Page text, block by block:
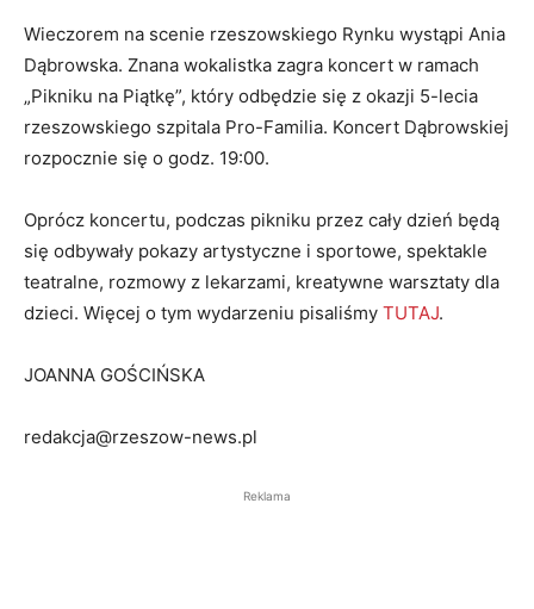
Wieczorem na scenie rzeszowskiego Rynku wystąpi Ania
Dąbrowska. Znana wokalistka zagra koncert w ramach
„Pikniku na Piątkę”, który odbędzie się z okazji 5-lecia
rzeszowskiego szpitala Pro-Familia. Koncert Dąbrowskiej
rozpocznie się o godz. 19:00.
Oprócz koncertu, podczas pikniku przez cały dzień będą
się odbywały pokazy artystyczne i sportowe, spektakle
teatralne, rozmowy z lekarzami, kreatywne warsztaty dla
dzieci. Więcej o tym wydarzeniu pisaliśmy TUTAJ.
JOANNA GOŚCIŃSKA
redakcja@rzeszow-news.pl
Reklama